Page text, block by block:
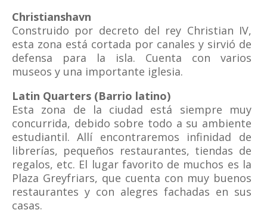
Christianshavn
Construido por decreto del rey Christian IV,
esta zona está cortada por canales y sirvió de
defensa para la isla. Cuenta con varios
museos y una importante iglesia.
Latin Quarters (Barrio latino)
Esta zona de la ciudad está siempre muy
concurrida, debido sobre todo a su ambiente
estudiantil. Allí encontraremos infinidad de
librerías, pequeños restaurantes, tiendas de
regalos, etc. El lugar favorito de muchos es la
Plaza Greyfriars, que cuenta con muy buenos
restaurantes y con alegres fachadas en sus
casas.